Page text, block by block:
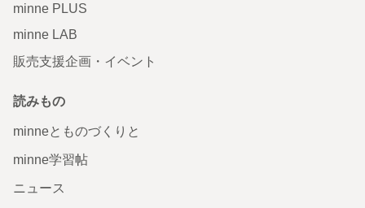
minne PLUS
minne LAB
販売支援企画・イベント
読みもの
minneとものづくりと
minne学習帖
ニュース